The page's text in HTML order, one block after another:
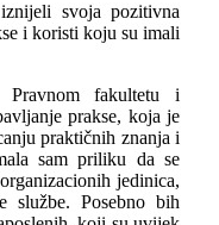
svoja pozitivna
i koristi koju su imali
fakultetu i
prakse, koja je
praktičnih znanja i
sam priliku da se
jedinica,
službe. Posebno bih